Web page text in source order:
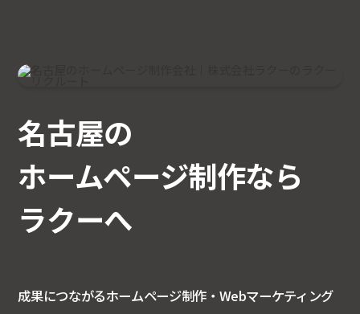
名古屋の
ホームページ制作なら
ラクーへ
成果につながるホームページ制作・Webマーケティング